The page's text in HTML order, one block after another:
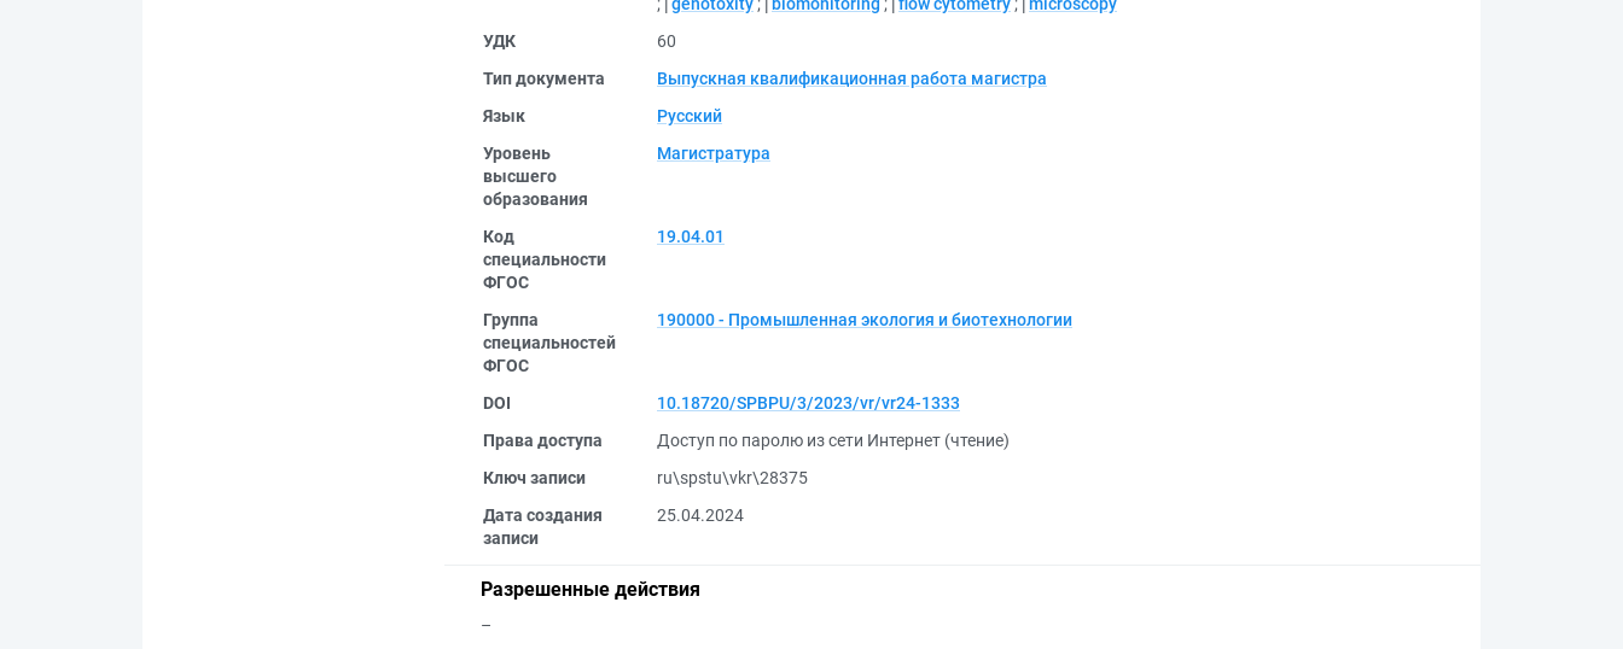
УДК
60
Тип документа
Выпускная квалификационная работа магистра
Язык
Русский
Уровень
высшего
образования
Магистратура
Код
специальности
ФГОС
19.04.01
Группа
специальностей
ФГОС
190000 - Промышленная экология и биотехнологии
DOI
10.18720/SPBPU/3/2023/vr/vr24-1333
Права доступа
Доступ по паролю из сети Интернет (чтение)
Ключ записи
ru\spstu\vkr\28375
Дата создания
записи
25.04.2024
Разрешенные действия
–